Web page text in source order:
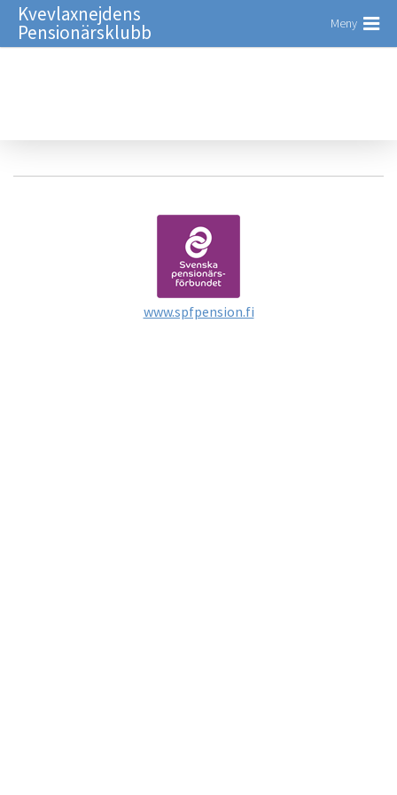
Kvevlaxnejdens
Pensionärsklubb Meny
www.spfpension.fi